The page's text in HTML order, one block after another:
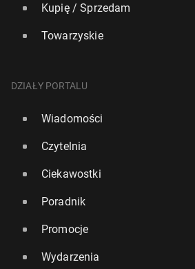
Kupię / Sprzedam
Towarzyskie
DZIAŁY PORTALU
Wiadomości
Czytelnia
Ciekawostki
Poradnik
Promocje
Wydarzenia